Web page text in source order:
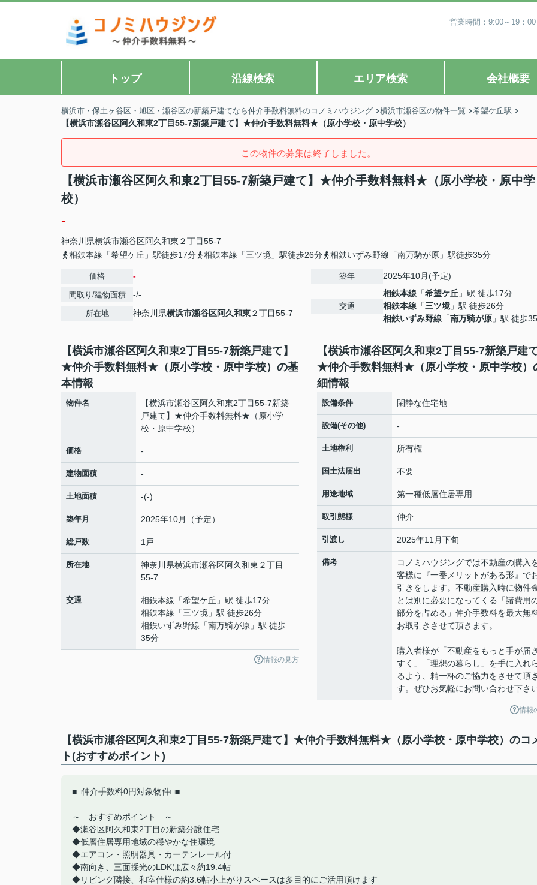
営業時間：9:00～19：
トップ 沿線検索 エリア検索 会社概要
横浜市・保土ヶ谷区・旭区・瀬谷区の新築戸建てなら仲介手数料無料のコノミハウジング 横浜市瀬谷区の物件一覧 希望ケ丘駅
【横浜市瀬谷区阿久和東2丁目55-7新築戸建て】★仲介手数料無料★（原小学校・原中学校）
この物件の募集は終了しました。
【横浜市瀬谷区阿久和東2丁目55-7新築戸建て】★仲介手数料無料★（原小学校・原中学
校）
-
神奈川県横浜市瀬谷区阿久和東 ２丁目55-7
相鉄本線「希望ケ丘」駅徒歩17分
相鉄本線「三ツ境」駅徒歩26分 相鉄いずみ野線「南万騎が原」駅徒歩35分
価格 -
間取り/建物面積 -/-
所在地 神奈川県横浜市瀬谷区阿久和東２丁目55-7
築年 2025年10月(予定)
交通
相鉄本線 「希望ケ丘 」駅 徒歩17分
相鉄本線 「三ツ境」駅 徒歩26分
相鉄いずみ野線 「南万騎が原 」駅 徒歩
【横浜市瀬谷区阿久和東2丁目55-7新築戸建て】
★仲介手数料無料★（原小学校・原中学校）の基
本情報
物件名
【横浜市瀬谷区阿久和東2丁目55-7新築
戸建て】★仲介手数料無料★（原小学
校・原中学校）
価格 -
建物面積 -
土地面積 -(-)
築年月 2025年10月（予定）
総戸数 1戸
所在地 神奈川県横浜市瀬谷区阿久和東 ２丁目
55-7
交通 相鉄本線 「希望ケ丘 」駅 徒歩17分
相鉄本線 「三ツ境 」駅 徒歩26分
相鉄いずみ野線 「南万騎が原 」駅 徒歩
35分
情報の見方
【横浜市瀬谷区阿久和東2丁目55-7新築戸建て
★仲介手数料無料★（原小学校・原中学校）
細情報
設備条件 閑静な住宅地
設備(その他) -
土地権利 所有権
国土法届出 不要
用途地域 第一種低層住居専用
取引態様 仲介
引渡し 2025年11月下旬
備考
コノミハウジングでは不動産の購入
客様に『一番メリットがある形』で
引きをします。不動産購入時に物件
とは別に必要になってくる「諸費用
部分を占める」仲介手数料を最大無
お取引きさせて頂きます。
購入者様が「不動産をもっと手が届
すく」「理想の暮らし」を手に入れ
るよう、精一杯のご協力をさせて頂
す。ぜひお気軽にお問い合わせ下さい
情報
【横浜市瀬谷区阿久和東2丁目55-7新築戸建て】★仲介手数料無料★（原小学校・原中学校）のコ
ト(おすすめポイント)
■□仲介手数料0円対象物件□■
～ おすすめポイント ～
◆瀬谷区阿久和東2丁目の新築分譲住宅
◆低層住居専用地域の穏やかな住環境
◆エアコン・照明器具・カーテンレール付
◆南向き、三面採光のLDKは広々約19.4帖
◆リビング隣接、和室仕様の約3.6帖小上がりスペースは多目的にご活用頂けます